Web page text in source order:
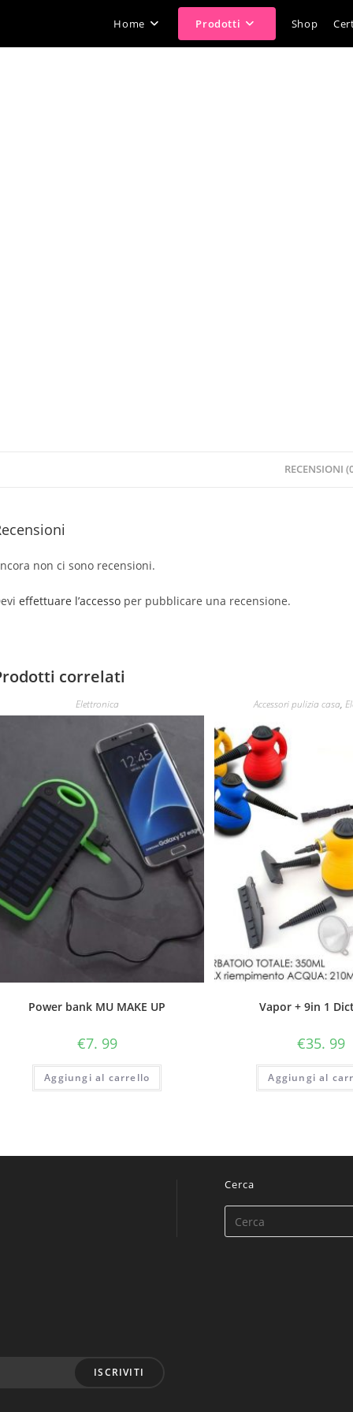
Home Prodotti Shop
RECENSIONI
non ci sono recensioni.
effettuare l’accesso per pubblicare una recensione.
correlati
Elettronica
Power bank MU MAKE UP
€7. 99
Aggiungi al carrello
Accessori pulizia casa,
Vapor + 9in 1
€35. 99
Aggiungi al
ISCRIVITI
Cerca